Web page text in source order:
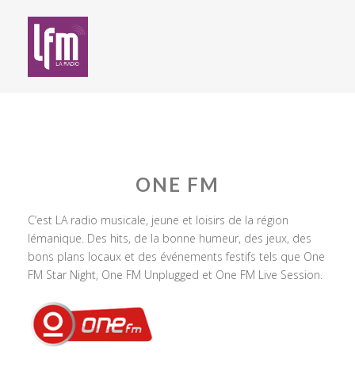
ONE FM
C’est LA radio musicale, jeune et loisirs de la région
lémanique. Des hits, de la bonne humeur, des jeux, des
bons plans locaux et des événements festifs tels que One
FM Star Night, One FM Unplugged et One FM Live Session.